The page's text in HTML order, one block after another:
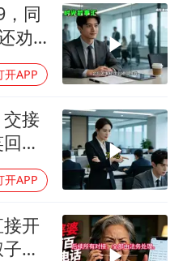
技：股票交易异常波动
础开新局
同
劝
签了
开APP
接
开APP
开
，